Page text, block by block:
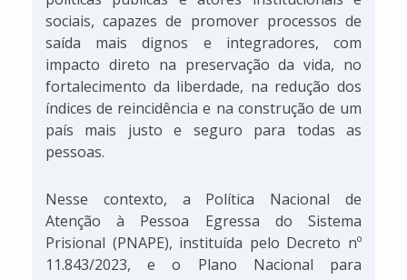
sociais, capazes de promover processos de
saída mais dignos e integradores, com
impacto direto na preservação da vida, no
fortalecimento da liberdade, na redução dos
índices de reincidência e na construção de um
país mais justo e seguro para todas as
pessoas.
Nesse contexto, a Política Nacional de
Atenção à Pessoa Egressa do Sistema
Prisional (PNAPE), instituída pelo Decreto nº
11.843/2023, e o Plano Nacional para